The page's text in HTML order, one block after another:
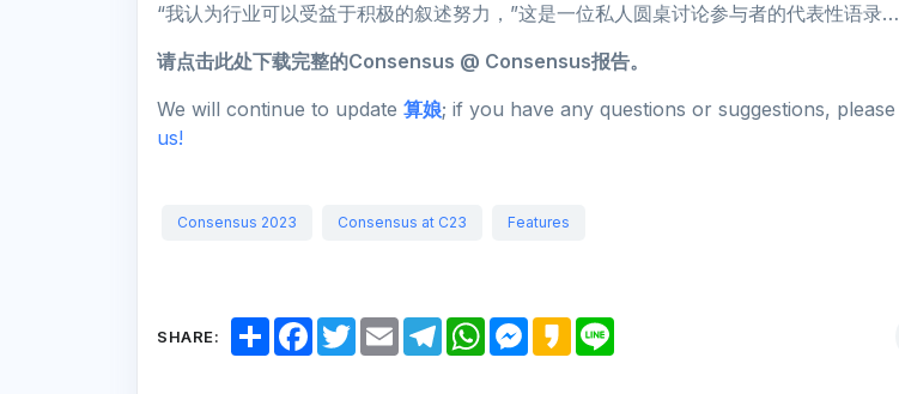
“我认为行业可以受益于积极的叙述努力，”这是一位私人圆桌讨论参与者的代表性语录…
请点击此处下载完整的Consensus @ Consensus报告。
We will continue to update 算娘; if you have any questions or suggestions, please
us!
Consensus 2023 Consensus at C23 Features
SHARE:
S
h
F
a
T
w
E
m
T
e
W
h
M
e
K
a